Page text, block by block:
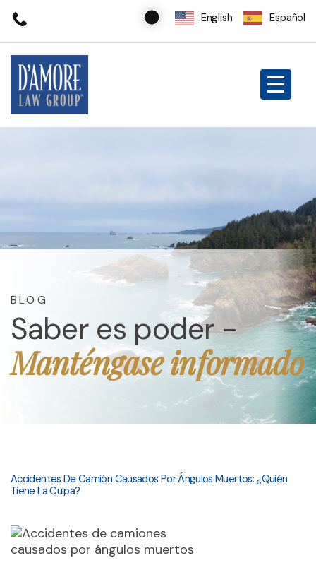
English Español
Saber es poder -
Manténgase informado
BLOG
Accidentes De Camión Causados Por Ángulos Muertos: ¿Quién
Tiene La Culpa?